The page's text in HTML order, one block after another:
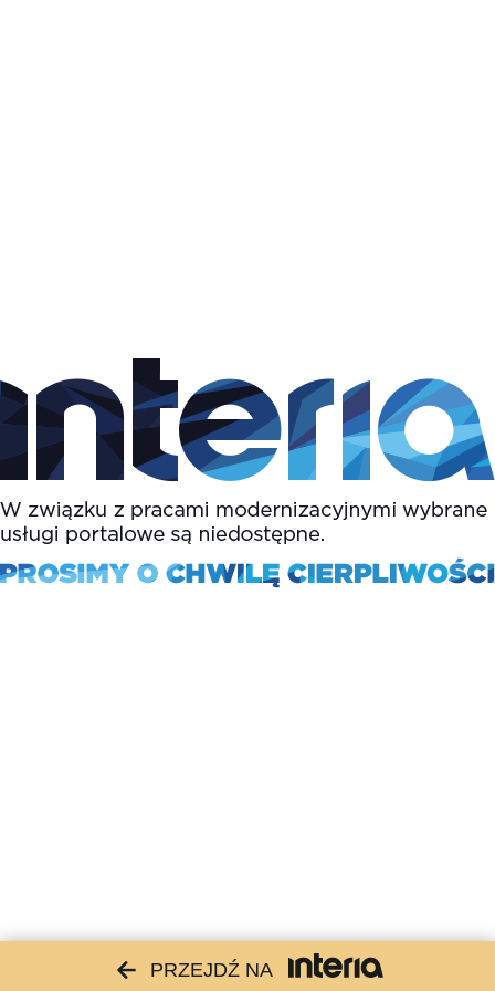
PRZEJDŹ NA